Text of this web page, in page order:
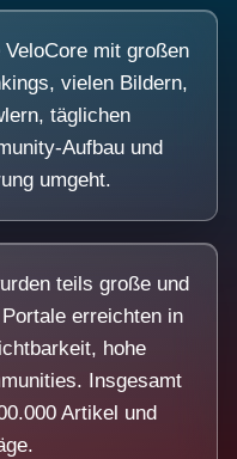
mit großen
vielen Bildern,
täglichen
Aufbau und
umgeht.
teils große und
erreichten in
hohe
Insgesamt
Artikel und